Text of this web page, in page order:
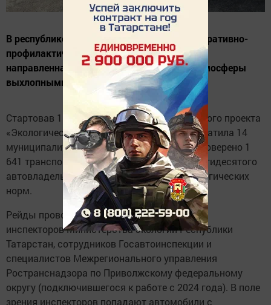
В республике продолжается ежегодная оперативно-
профилактическая акция «Чистый воздух»,
направленная на снижение загрязнения атмосферы
выхлопными газами.
Стартовав 1 июня в поддержку национального проекта
«Экологическое благополучие», она уже охватила 14
муниципалитетов. На сегодняшний день проверено 1
641 транспортное средство, и у каждого пятидесятого
автовладельца выявлены нарушения экологических
норм.
Рейды проводятся совместными усилиями
инспекторов Министерства экологии Республики
Татарстан, сотрудников Госавтоинспекции и
специалистов Межрегионального управления
Ространснадзора по Приволжскому федеральному
округу (подключившегося к работе с 2024 года). В поле
зрения инспекторов попадают автомобили с